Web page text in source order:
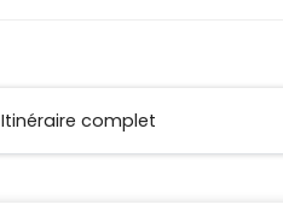
Itinéraire complet